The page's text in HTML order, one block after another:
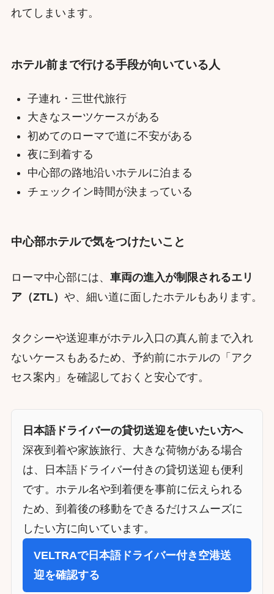
れてしまいます。
ホテル前まで行ける手段が向いている人
子連れ・三世代旅行
大きなスーツケースがある
初めてのローマで道に不安がある
夜に到着する
中心部の路地沿いホテルに泊まる
チェックイン時間が決まっている
中心部ホテルで気をつけたいこと
ローマ中心部には、 車両の進入が制限されるエリ
ア（ZTL） や、細い道に面したホテルもあります。
タクシーや送迎車がホテル入口の真ん前まで入れ
ないケースもあるため、予約前にホテルの「アク
セス案内」を確認しておくと安心です。
日本語ドライバーの貸切送迎を使いたい方へ
深夜到着や家族旅行、大きな荷物がある場合
は、日本語ドライバー付きの貸切送迎も便利
です。ホテル名や到着便を事前に伝えられる
ため、到着後の移動をできるだけスムーズに
したい方に向いています。
VELTRAで日本語ドライバー付き空港送
迎を確認する